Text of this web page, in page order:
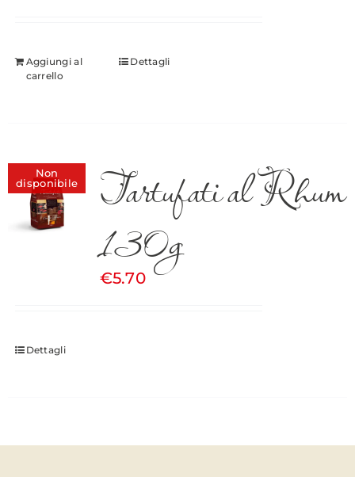
Aggiungi al
carrello
Dettagli
Non
disponibile
Tartufati al Rhum
130g
€5.70
Dettagli